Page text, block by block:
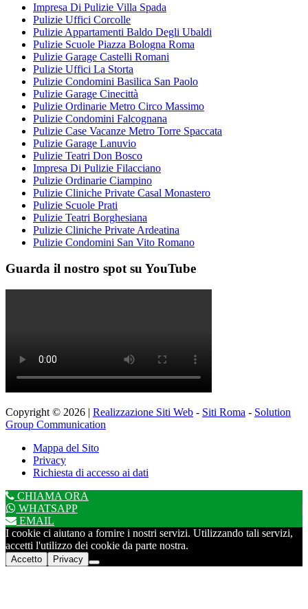
Impresa Di Pulizie Villa Spada
Pulizie Uffici Corcolle
Pulizie Appartamenti Baldo Degli Ubaldi
Pulizie Scuole Piazza Bologna Roma
Pulizie Garage Castelli Romani
Pulizie Uffici La Storta
Pulizie Condomini Basilica San Paolo
Pulizie Garage Cinecittà
Pulizie Ordinarie Metro Circo Massimo
Pulizie Condomini Falcognana
Pulizie Case Vacanze Metro Torre Spaccata
Pulizie Garage Lanuvio
Pulizie Teatri Don Bosco
Impresa Di Pulizie Filacciano
Pulizie Ordinarie Ciampino
Pulizie Cliniche Private Casal Monastero
Pulizie Scuole Prati
Pulizie Teatri Borghesiana
Pulizie Cliniche Private Ardeatina
Pulizie Condomini San Vito Romano
Guarda il nostro spot su YouTube
Copyright © 2026 | Realizzazione Siti Web - Siti Roma - Solution
Group Communication
Mappa del Sito
Privacy
Richiesta di accesso ai dati
CHIAMA ORA
WHATSAPP
EMAIL
I cookie ci aiutano a fornire i nostri servizi. Utilizzando tali servizi,
accetti l'utilizzo dei cookie da parte nostra.
Accetto Privacy